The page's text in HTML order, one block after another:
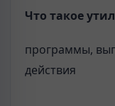
Что такое
программы,
действия